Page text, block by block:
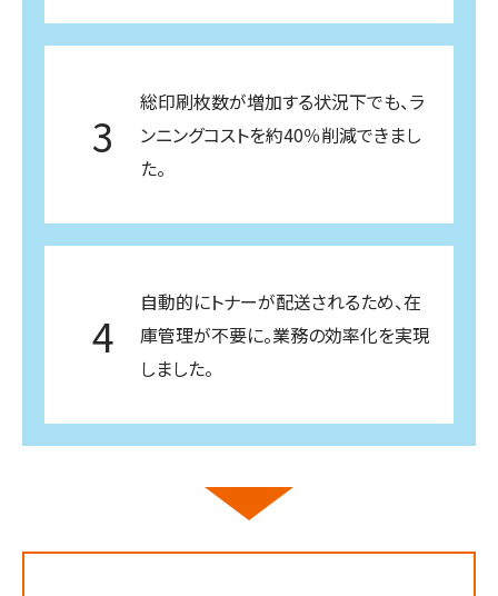
3
総印刷枚数が増加する状況下でも、ラ
ンニングコストを約40％削減できまし
た。
4
自動的にトナーが配送されるため、在
庫管理が不要に。業務の効率化を実現
しました。